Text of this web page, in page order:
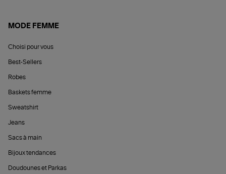
MODE FEMME
Choisi pour vous
Best-Sellers
Robes
Baskets femme
Sweatshirt
Jeans
Sacs à main
Bijoux tendances
Doudounes et Parkas